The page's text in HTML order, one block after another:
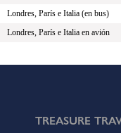
Londres, París e Italia (en bus)
Londres, París e Italia en avión
TREASURE